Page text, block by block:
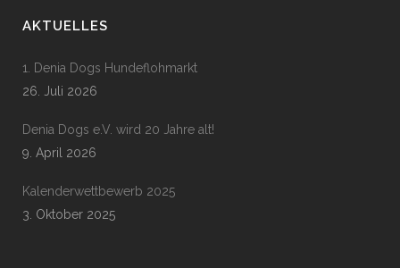
AKTUELLES
1. Denia Dogs Hundeflohmarkt
26. Juli 2026
Denia Dogs e.V. wird 20 Jahre alt!
9. April 2026
Kalenderwettbewerb 2025
3. Oktober 2025